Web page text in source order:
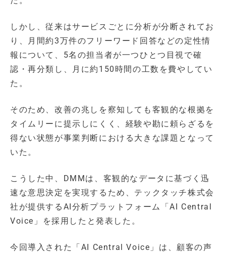
しかし、従来はサービスごとに分析が分断されてお
り、月間約3万件のフリーワード回答などの定性情
報について、5名の担当者が一つひとつ目視で確
認・再分類し、月に約150時間の工数を費やしてい
た。
そのため、改善の兆しを察知しても客観的な根拠を
タイムリーに提示しにくく、経験や勘に頼らざるを
得ない状態が事業判断における大きな課題となって
いた。
こうした中、DMMは、客観的なデータに基づく迅
速な意思決定を実現するため、テックタッチ株式会
社が提供するAI分析プラットフォーム「AI Central
Voice」を採用したと発表した。
今回導入された「AI Central Voice」は、顧客の声